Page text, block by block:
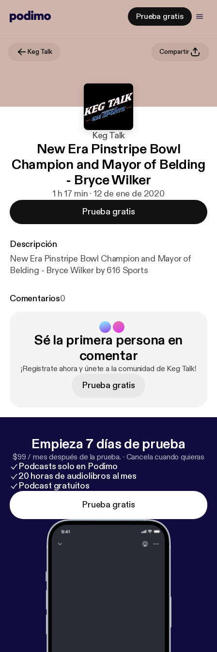
Prueba gratis
Keg Talk Compartir
Keg Talk
New Era Pinstripe Bowl
Champion and Mayor of Belding
- Bryce Wilker
1 h 17 min · 12 de ene de 2020
Prueba gratis
Descripción
New Era Pinstripe Bowl Champion and Mayor of
Belding - Bryce Wilker by 616 Sports
Comentarios0
Sé la primera persona en
comentar
¡Regístrate ahora y únete a la comunidad de Keg Talk!
Prueba gratis
Empieza 7 días de prueba
$99 / mes después de la prueba. · Cancela cuando quieras
Podcasts solo en Podimo
20 horas de audiolibros al mes
Podcast gratuitos
Prueba gratis